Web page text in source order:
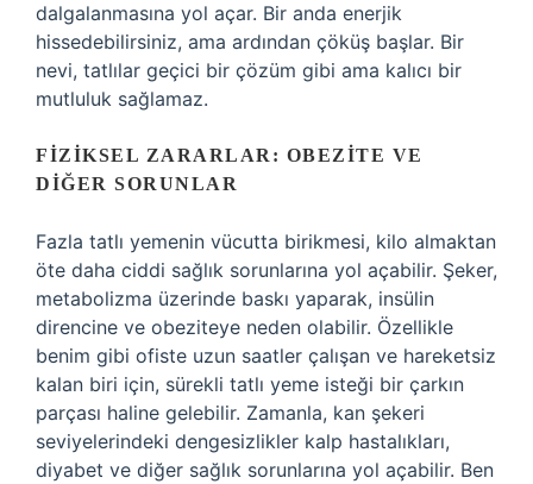
dalgalanmasına yol açar. Bir anda enerjik
hissedebilirsiniz, ama ardından çöküş başlar. Bir
nevi, tatlılar geçici bir çözüm gibi ama kalıcı bir
mutluluk sağlamaz.
FIZIKSEL ZARARLAR: OBEZITE VE
DIĞER SORUNLAR
Fazla tatlı yemenin vücutta birikmesi, kilo almaktan
öte daha ciddi sağlık sorunlarına yol açabilir. Şeker,
metabolizma üzerinde baskı yaparak, insülin
direncine ve obeziteye neden olabilir. Özellikle
benim gibi ofiste uzun saatler çalışan ve hareketsiz
kalan biri için, sürekli tatlı yeme isteği bir çarkın
parçası haline gelebilir. Zamanla, kan şekeri
seviyelerindeki dengesizlikler kalp hastalıkları,
diyabet ve diğer sağlık sorunlarına yol açabilir. Ben